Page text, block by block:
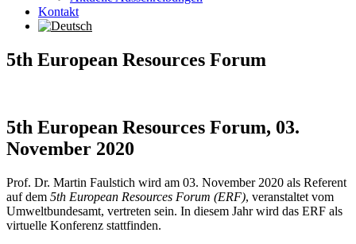
Kontakt
5th European Resources Forum
5th European Resources Forum, 03.
November 2020
Prof. Dr. Martin Faulstich wird am 03. November 2020 als Referent
auf dem 5th European Resources Forum (ERF), veranstaltet vom
Umweltbundesamt, vertreten sein. In diesem Jahr wird das ERF als
virtuelle Konferenz stattfinden.